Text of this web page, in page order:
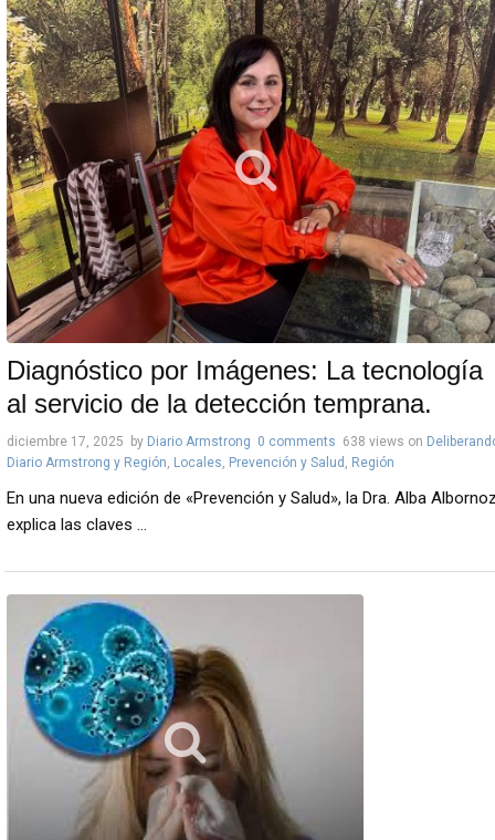
Diagnóstico por Imágenes: La tecnología
al servicio de la detección temprana.
diciembre 17, 2025 by Diario Armstrong 0 comments 638 views on
Diario Armstrong y Región Locales Prevención y Salud Región
En una nueva edición de «Prevención y Salud», la Dra. Alba
explica las claves ...